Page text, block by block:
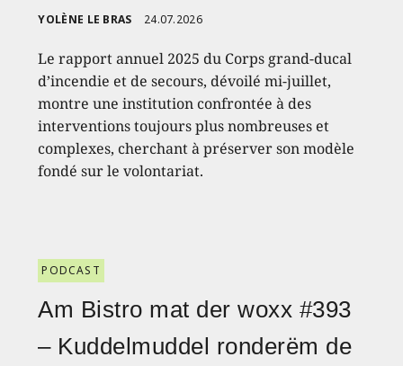
YOLÈNE LE BRAS 24.07.2026
Le rapport annuel 2025 du Corps grand-ducal
d’incendie et de secours, dévoilé mi-juillet,
montre une institution confrontée à des
interventions toujours plus nombreuses et
complexes, cherchant à préserver son modèle
fondé sur le volontariat.
PODCAST
Am Bistro mat der woxx #393
– Kuddelmuddel ronderëm de